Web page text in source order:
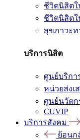
ชีวิตนิสิตใ
ชีวิตนิสิตใ
สุขภาวะท
บริการนิสิต
ศูนย์บริกา
หน่วยส่งเ
ศูนย์นวัตก
CUVIP
บริการสังคม
ย้อนก